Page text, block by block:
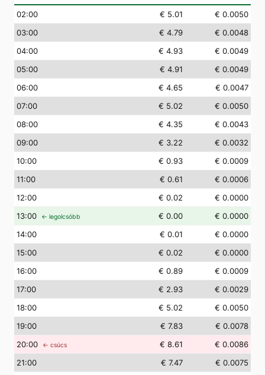
02:00 € 5.01
€ 0.0050
03:00 € 4.79
€ 0.0048
04:00 € 4.93
€ 0.0049
05:00 € 4.91
€ 0.0049
06:00 € 4.65
€ 0.0047
07:00 € 5.02
€ 0.0050
08:00 € 4.35
€ 0.0043
09:00 € 3.22
€ 0.0032
10:00 € 0.93
€ 0.0009
11:00 € 0.61
€ 0.0006
12:00 € 0.02
€ 0.0000
13:00 ← legolcsóbb € 0.00
€ 0.0000
14:00 € 0.01
€ 0.0000
15:00 € 0.02
€ 0.0000
16:00 € 0.89
€ 0.0009
17:00 € 2.93
€ 0.0029
18:00 € 5.02
€ 0.0050
19:00 € 7.83
€ 0.0078
20:00 ← csúcs € 8.61
€ 0.0086
21:00 € 7.47
€ 0.0075